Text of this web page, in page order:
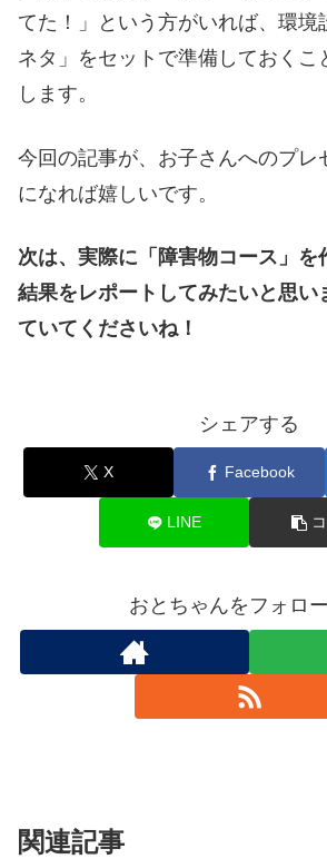
てた！」という方がいれば、環境
ネタ」をセットで準備しておくこ
します。
今回の記事が、お子さんへのプレ
になれば嬉しいです。
次は、実際に「障害物コース」を
結果をレポートしてみたいと思い
ていてくださいね！
シェアする
X Facebook
LINE
おとちゃんをフォロ
関連記事